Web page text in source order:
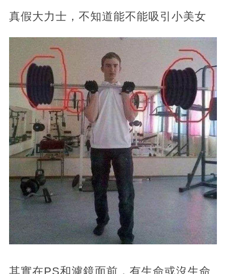
真假大力士，不知道能不能吸引小美女
其實在PS和濾鏡面前，有生命或沒生命